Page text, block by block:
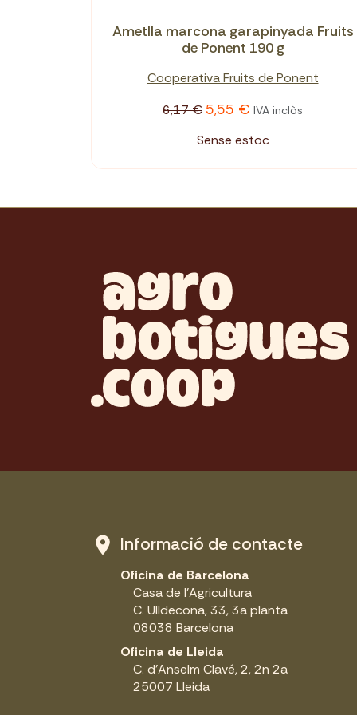
Ametlla marcona garapinyada Fruits
de Ponent 190 g
Cooperativa Fruits de Ponent
6,17 € 5,55 € IVA inclòs
Sense estoc
Informació de contacte
Oficina de Barcelona
Casa de l'Agricultura
C. Ulldecona, 33, 3a planta
08038 Barcelona
Oficina de Lleida
C. d'Anselm Clavé, 2, 2n 2a
25007 Lleida